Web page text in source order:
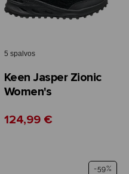
5 spalvos
Keen Jasper Zionic
Women's
124,99 €
-59%